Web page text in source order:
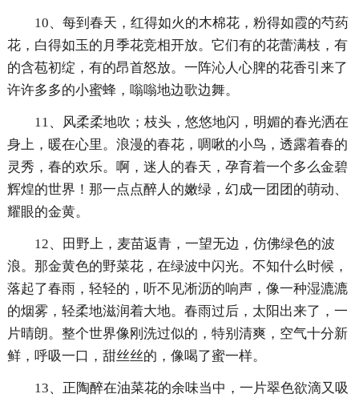
10、每到春天，红得如火的木棉花，粉得如霞的芍药
花，白得如玉的月季花竞相开放。它们有的花蕾满枝，有
的含苞初绽，有的昂首怒放。一阵沁人心脾的花香引来了
许许多多的小蜜蜂，嗡嗡地边歌边舞。
11、风柔柔地吹；枝头，悠悠地闪，明媚的春光洒在
身上，暖在心里。浪漫的春花，啁啾的小鸟，透露着春的
灵秀，春的欢乐。啊，迷人的春天，孕育着一个多么金碧
辉煌的世界！那一点点醉人的嫩绿，幻成一团团的萌动、
耀眼的金黄。
12、田野上，麦苗返青，一望无边，仿佛绿色的波
浪。那金黄色的野菜花，在绿波中闪光。不知什么时候，
落起了春雨，轻轻的，听不见淅沥的响声，像一种湿漉漉
的烟雾，轻柔地滋润着大地。春雨过后，太阳出来了，一
片晴朗。整个世界像刚洗过似的，特别清爽，空气十分新
鲜，呼吸一口，甜丝丝的，像喝了蜜一样。
13、正陶醉在油菜花的余味当中，一片翠色欲滴又吸